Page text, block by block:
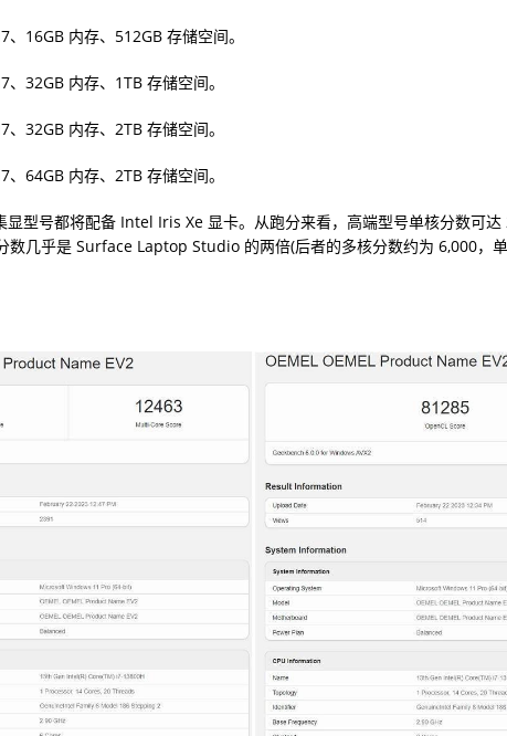
陪
16GB 内存、512GB 存储空间。
32GB 内存、1TB 存储空间。
32GB 内存、2TB 存储空间。
64GB 内存、2TB 存储空间。
型号都将配备 Intel Iris Xe 显卡。从跑分来看，高端型号单核分数可达
数几乎是 Surface Laptop Studio 的两倍(后者的多核分数约为 6,000，